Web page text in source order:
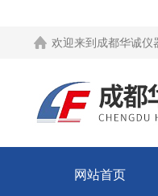
欢迎来到 成都华诚仪
网站首页